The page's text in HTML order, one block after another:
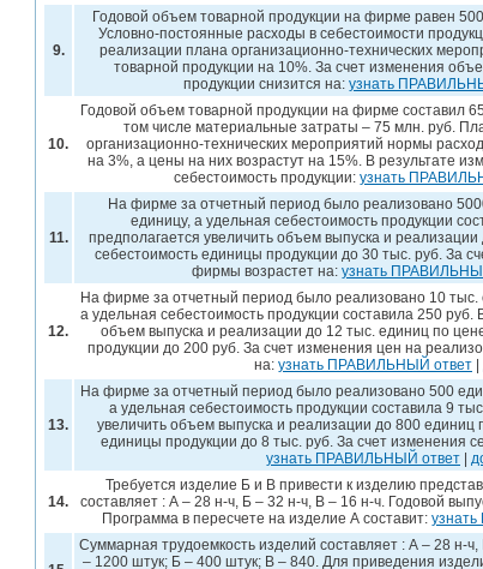
9.
Годовой объем товарной продукции на фирме равен
Условно-постоянные расходы в себестоимости
реализации плана организационно-технических
товарной продукции на 10%. За счет изменения
продукции снизится на: узнать
10.
Годовой объем товарной продукции на фирме составил
том числе материальные затраты – 75 млн. руб.
организационно-технических мероприятий нормы
на 3%, а цены на них возрастут на 15%. В результате
себестоимость продукции: узнать
11.
На фирме за отчетный период было реализовано
единицу, а удельная себестоимость продукции
предполагается увеличить объем выпуска и
себестоимость единицы продукции до 30 тыс. руб. За
фирмы возрастет на: узнать
12.
На фирме за отчетный период было реализовано 10 тыс.
а удельная себестоимость продукции составила 250
объем выпуска и реализации до 12 тыс. единиц по
продукции до 200 руб. За счет изменения цен на
на: узнать ПРАВИЛЬНЫЙ ответ
13.
На фирме за отчетный период было реализовано 500
а удельная себестоимость продукции составила 9
увеличить объем выпуска и реализации до 800 единиц
единицы продукции до 8 тыс. руб. За счет изменения
узнать ПРАВИЛЬНЫЙ ответ
14.
Требуется изделие Б и В привести к изделию
составляет : А – 28 н-ч, Б – 32 н-ч, В – 16 н-ч. Годовой
Программа в пересчете на изделие А составит:
Суммарная трудоемкость изделий составляет : А – 28 н-
– 1200 штук; Б – 400 штук; В – 840. Для приведения